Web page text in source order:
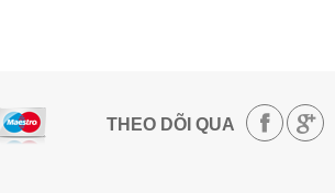
THEO DÕI QUA